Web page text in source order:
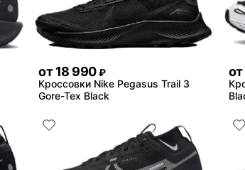
от 18 990 ₽
Кроссовки Nike Pegasus Trail 3
Gore-Tex Black
от